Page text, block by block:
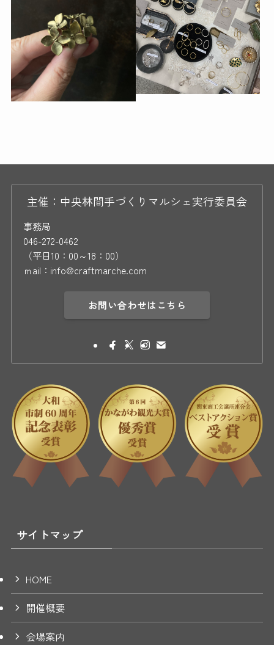
主催：中央林間手づくりマルシェ実行委員会
事務局
046-272-0462
（平日10：00～18：00）
ｍail：info@craftmarche.com
お問い合わせはこちら
サイトマップ
HOME
開催概要
会場案内